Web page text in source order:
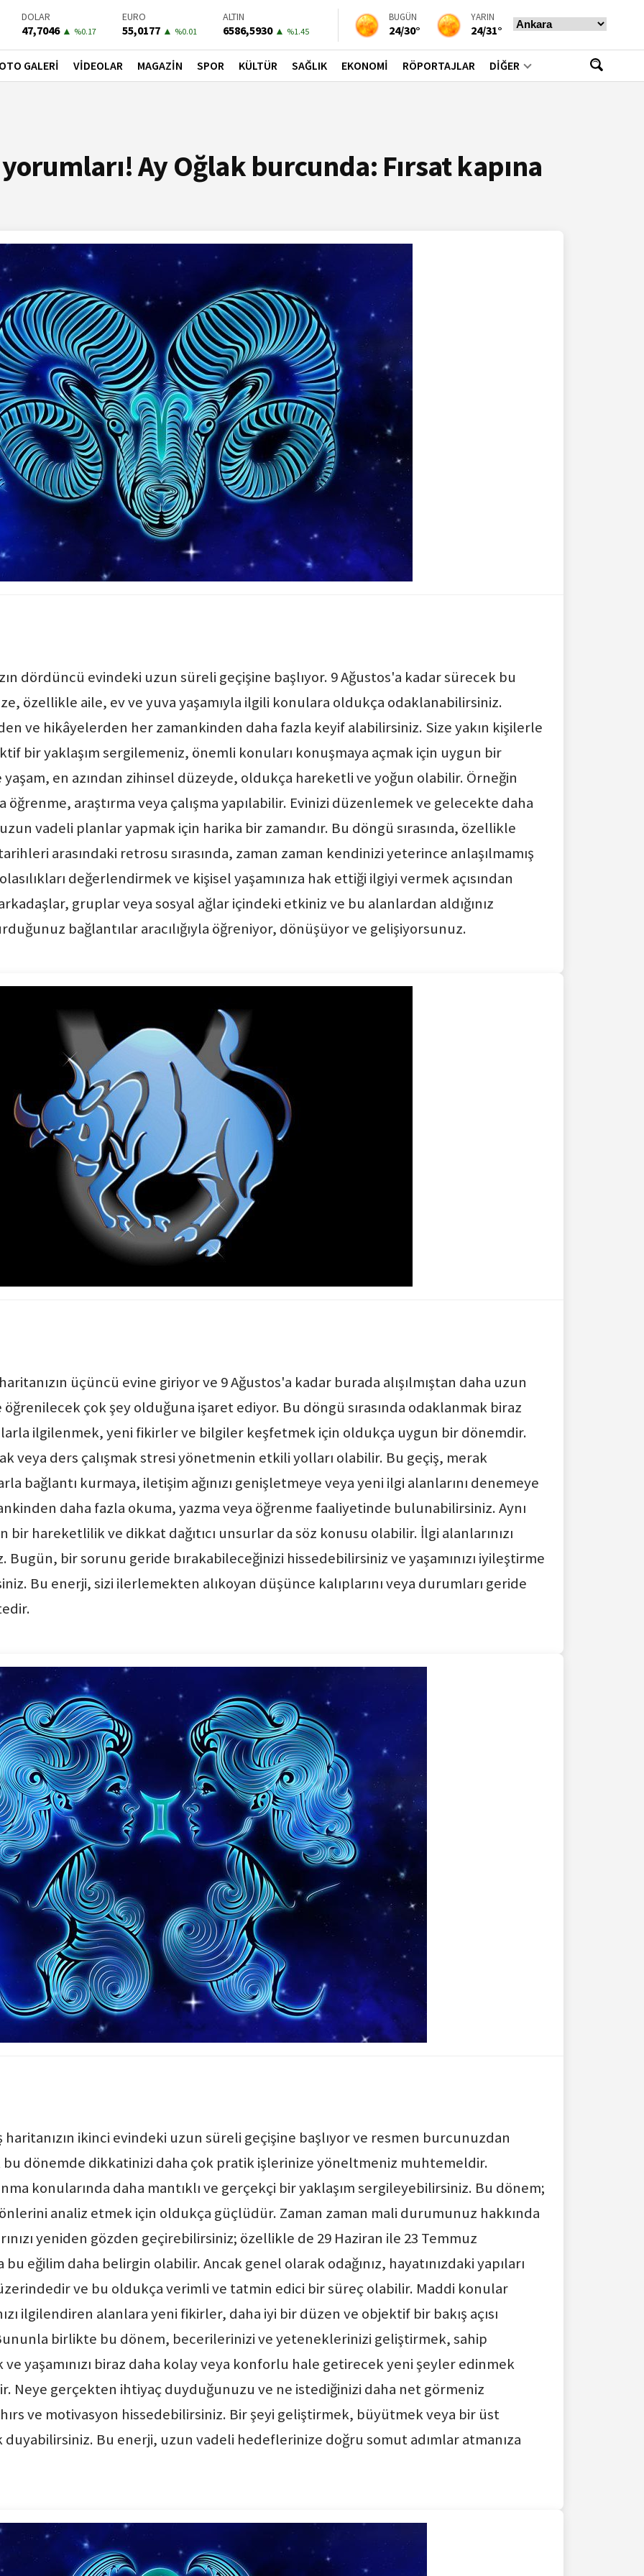
DOLAR
47,7046 ▲ %0.17
EURO
55,0177 ▲ %0.01
ALTIN
6586,5930 ▲ %1.45
BIST-100
13849,97 ▲ %0.37
PETROL
82,2200▼ %-0.68
BONO
41,5700 ▲ %0.1
BUGÜN
24/30°
YARIN
24/31°
GALERİ VİDEOLAR MAGAZİN SPOR KÜLTÜR SAĞLIK EKONOMİ RÖPORTAJLAR DİĞER
Ay Oğlak burcunda: Fırsat kapına
dördüncü evindeki uzun süreli geçişine başlıyor. 9 Ağustos'a kadar sürecek bu
özellikle aile, ev ve yuva yaşamıyla ilgili konulara oldukça odaklanabilirsiniz.
ve hikâyelerden her zamankinden daha fazla keyif alabilirsiniz. Size yakın kişilerle
bir yaklaşım sergilemeniz, önemli konuları konuşmaya açmak için uygun bir
en azından zihinsel düzeyde, oldukça hareketli ve yoğun olabilir. Örneğin
araştırma veya çalışma yapılabilir. Evinizi düzenlemek ve gelecekte daha
vadeli planlar yapmak için harika bir zamandır. Bu döngü sırasında, özellikle
arasındaki retrosu sırasında, zaman zaman kendinizi yeterince anlaşılmamış
değerlendirmek ve kişisel yaşamınıza hak ettiği ilgiyi vermek açısından
gruplar veya sosyal ağlar içindeki etkiniz ve bu alanlardan aldığınız
bağlantılar aracılığıyla öğreniyor, dönüşüyor ve gelişiyorsunuz.
üçüncü evine giriyor ve 9 Ağustos'a kadar burada alışılmıştan daha uzun
çok şey olduğuna işaret ediyor. Bu döngü sırasında odaklanmak biraz
ilgilenmek, yeni fikirler ve bilgiler keşfetmek için oldukça uygun bir dönemdir.
veya ders çalışmak stresi yönetmenin etkili yolları olabilir. Bu geçiş, merak
bağlantı kurmaya, iletişim ağınızı genişletmeye veya yeni ilgi alanlarını denemeye
daha fazla okuma, yazma veya öğrenme faaliyetinde bulunabilirsiniz. Aynı
bir hareketlilik ve dikkat dağıtıcı unsurlar da söz konusu olabilir. İlgi alanlarınızı
bir sorunu geride bırakabileceğinizi hissedebilirsiniz ve yaşamınızı iyileştirme
Bu enerji, sizi ilerlemekten alıkoyan düşünce kalıplarını veya durumları geride
ikinci evindeki uzun süreli geçişine başlıyor ve resmen burcunuzdan
bu dönemde dikkatinizi daha çok pratik işlerinize yöneltmeniz muhtemeldir.
konularında daha mantıklı ve gerçekçi bir yaklaşım sergileyebilirsiniz. Bu dönem;
analiz etmek için oldukça güçlüdür. Zaman zaman mali durumunuz hakkında
yeniden gözden geçirebilirsiniz; özellikle de 29 Haziran ile 23 Temmuz
eğilim daha belirgin olabilir. Ancak genel olarak odağınız, hayatınızdaki yapıları
ve bu oldukça verimli ve tatmin edici bir süreç olabilir. Maddi konular
ilgilendiren alanlara yeni fikirler, daha iyi bir düzen ve objektif bir bakış açısı
birlikte bu dönem, becerilerinizi ve yeteneklerinizi geliştirmek, sahip
yaşamınızı biraz daha kolay veya konforlu hale getirecek yeni şeyler edinmek
Neye gerçekten ihtiyaç duyduğunuzu ve ne istediğinizi daha net görmeniz
ve motivasyon hissedebilirsiniz. Bir şeyi geliştirmek, büyütmek veya bir üst
duyabilirsiniz. Bu enerji, uzun vadeli hedeflerinize doğru somut adımlar atmanıza